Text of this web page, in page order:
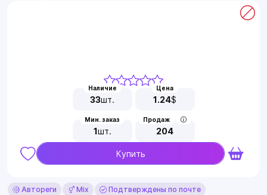
Наличие
33шт.
Цена
1.24$
Мин. заказ
1шт.
Продаж
204
Купить
Автореги Mix
Подтверждены по почте